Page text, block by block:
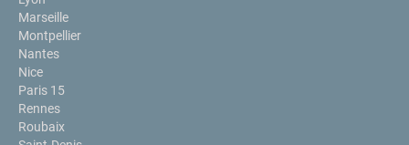
Marseille
Montpellier
Nantes
Nice
Paris 15
Rennes
Roubaix